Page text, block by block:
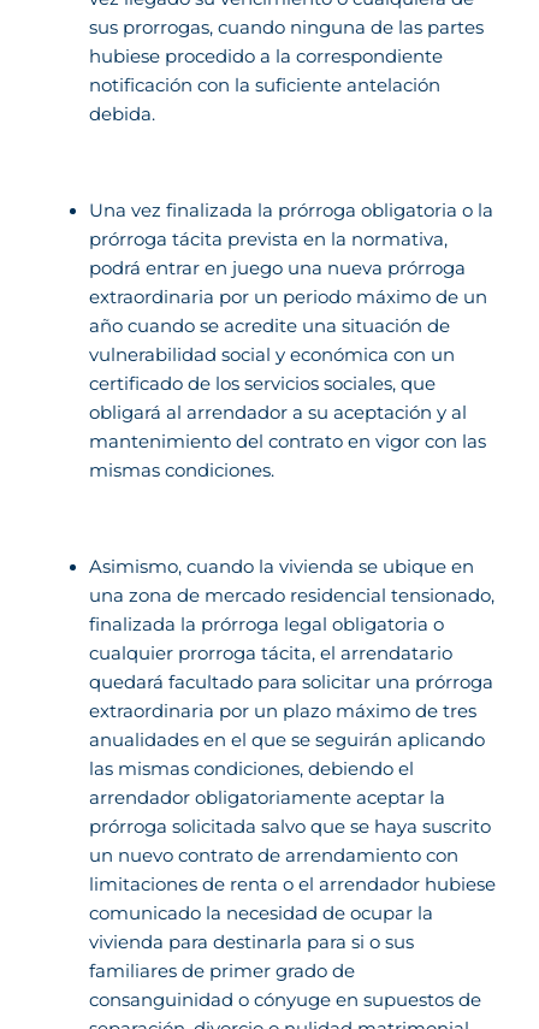
sus prorrogas, cuando ninguna de las partes
hubiese procedido a la correspondiente
notificación con la suficiente antelación
debida.
Una vez finalizada la prórroga obligatoria o la
prórroga tácita prevista en la normativa,
podrá entrar en juego una nueva prórroga
extraordinaria por un periodo máximo de un
año cuando se acredite una situación de
vulnerabilidad social y económica con un
certificado de los servicios sociales, que
obligará al arrendador a su aceptación y al
mantenimiento del contrato en vigor con las
mismas condiciones.
Asimismo, cuando la vivienda se ubique en
una zona de mercado residencial tensionado,
finalizada la prórroga legal obligatoria o
cualquier prorroga tácita, el arrendatario
quedará facultado para solicitar una prórroga
extraordinaria por un plazo máximo de tres
anualidades en el que se seguirán aplicando
las mismas condiciones, debiendo el
arrendador obligatoriamente aceptar la
prórroga solicitada salvo que se haya suscrito
un nuevo contrato de arrendamiento con
limitaciones de renta o el arrendador hubiese
comunicado la necesidad de ocupar la
vivienda para destinarla para si o sus
familiares de primer grado de
consanguinidad o cónyuge en supuestos de